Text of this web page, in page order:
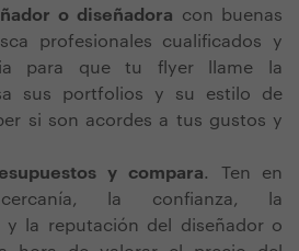
o diseñadora con buenas
profesionales cualificados y
para que tu flyer llame la
sus portfolios y su estilo de
si son acordes a tus gustos y
y compara. Ten en
la confianza, la
y la reputación del diseñador o